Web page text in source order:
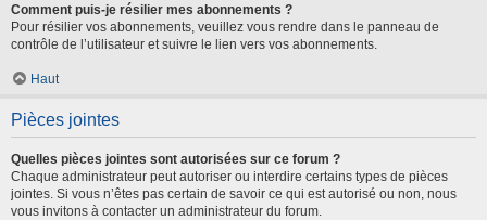
Comment puis-je résilier mes abonnements ?
Pour résilier vos abonnements, veuillez vous rendre dans le panneau de
contrôle de l’utilisateur et suivre le lien vers vos abonnements.
Haut
Pièces jointes
Quelles pièces jointes sont autorisées sur ce forum ?
Chaque administrateur peut autoriser ou interdire certains types de pièces
jointes. Si vous n’êtes pas certain de savoir ce qui est autorisé ou non, nous
vous invitons à contacter un administrateur du forum.